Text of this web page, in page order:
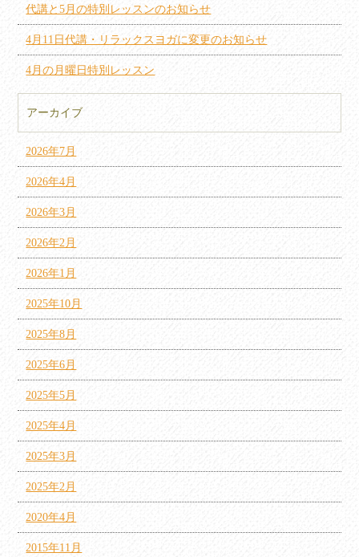
代講と5月の特別レッスンのお知らせ
4月11日代講・リラックスヨガに変更のお知らせ
4月の月曜日特別レッスン
アーカイブ
2026年7月
2026年4月
2026年3月
2026年2月
2026年1月
2025年10月
2025年8月
2025年6月
2025年5月
2025年4月
2025年3月
2025年2月
2020年4月
2015年11月